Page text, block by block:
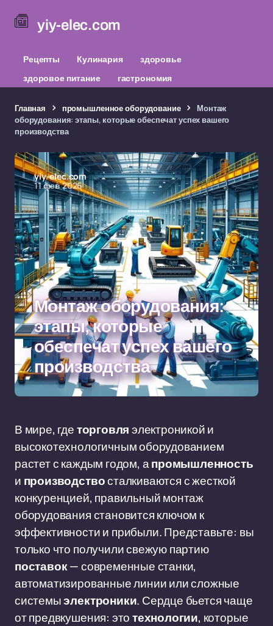
yiy-elec.com
Рецепты Кулинария
здоровье
здоровое питание
гастрономия
Главная промышленное оборудование
Монтаж
оборудования: этапы, которые обеспечат успех вашего
производства
yiy-elec.com
11 фев 2026
Монтаж оборудования:
этапы, которые
обеспечат успех вашего
производства
В мире, гдеторговляэлектроникой и
высокотехнологичным оборудованием
растет с каждым годом, апромышленность
и производствосталкиваются с жесткой
конкуренцией, правильный монтаж
оборудования становится ключом к
эффективности и прибыли. Представьте: вы
только что получили свежую партию
поставок— современные станки,
автоматизированные линии или сложные
системыэлектроники. Сердце бьется чаще
от предвкушения: этотехнологии, которые